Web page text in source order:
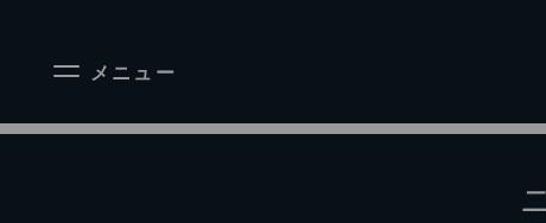
メニュー